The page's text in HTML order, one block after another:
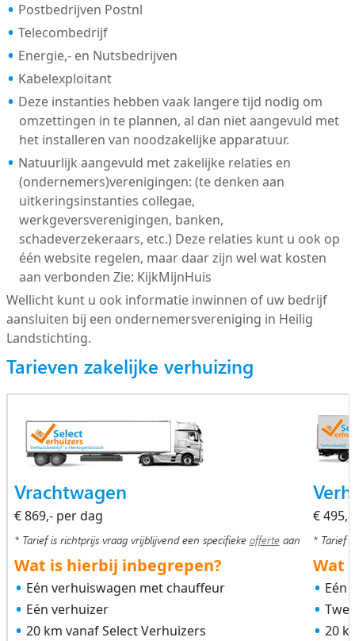
Postbedrijven Postnl
Telecombedrijf
Energie,- en Nutsbedrijven
Kabelexploitant
Deze instanties hebben vaak langere tijd nodig om
omzettingen in te plannen, al dan niet aangevuld met
het installeren van noodzakelijke apparatuur.
Natuurlijk aangevuld met zakelijke relaties en
(ondernemers)verenigingen: (te denken aan
uitkeringsinstanties collegae,
werkgeversverenigingen, banken,
schadeverzekeraars, etc.) Deze relaties kunt u ook op
één website regelen, maar daar zijn wel wat kosten
aan verbonden Zie: KijkMijnHuis
Wellicht kunt u ook informatie inwinnen of uw bedrijf
aansluiten bij een ondernemersvereniging in Heilig
Landstichting.
Tarieven zakelijke verhuizing
Vrachtwagen
€ 869,- per dag
* Tarief is richtprijs vraag vrijblijvend een specifieke offerteaan
Wat is hierbij inbegrepen?
Eén verhuiswagen met chauffeur
Eén verhuizer
20 km vanaf Select Verhuizers
€
* Tarief
Wat
Eén
20